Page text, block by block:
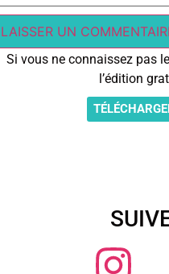
Si vous ne connaissez pas
l’édition